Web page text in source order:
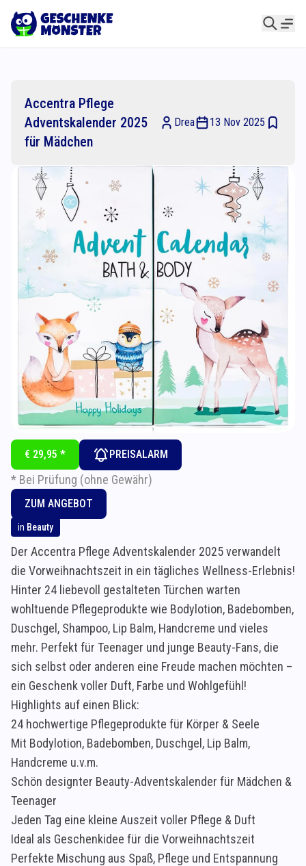
Accentra Pflege
Adventskalender 2025
für Mädchen
Drea 13 Nov 2025
€ 29,95 * PREISALARM
* Bei Prüfung (ohne Gewähr)
ZUM ANGEBOT
in Beauty
Der Accentra Pflege Adventskalender 2025 verwandelt
die Vorweihnachtszeit in ein tägliches Wellness-Erlebnis!
Hinter 24 liebevoll gestalteten Türchen warten
wohltuende Pflegeprodukte wie Bodylotion, Badebomben,
Duschgel, Shampoo, Lip Balm, Handcreme und vieles
mehr. Perfekt für Teenager und junge Beauty-Fans, die
sich selbst oder anderen eine Freude machen möchten –
ein Geschenk voller Duft, Farbe und Wohlgefühl!
Highlights auf einen Blick:
24 hochwertige Pflegeprodukte für Körper & Seele
Mit Bodylotion, Badebomben, Duschgel, Lip Balm,
Handcreme u.v.m.
Schön designter Beauty-Adventskalender für Mädchen &
Teenager
Jeden Tag eine kleine Auszeit voller Pflege & Duft
Ideal als Geschenkidee für die Vorweihnachtszeit
Perfekte Mischung aus Spaß, Pflege und Entspannung